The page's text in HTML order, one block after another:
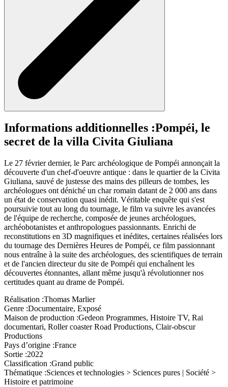
Informations additionnelles :Pompéi, le
secret de la villa Civita Giuliana
Le 27 février dernier, le Parc archéologique de Pompéi annonçait la
découverte d'un chef-d'oeuvre antique : dans le quartier de la Civita
Giuliana, sauvé de justesse des mains des pilleurs de tombes, les
archéologues ont déniché un char romain datant de 2 000 ans dans
un état de conservation quasi inédit. Véritable enquête qui s'est
poursuivie tout au long du tournage, le film va suivre les avancées
de l'équipe de recherche, composée de jeunes archéologues,
archéobotanistes et anthropologues passionnants. Enrichi de
reconstitutions en 3D magnifiques et inédites, certaines réalisées lors
du tournage des Dernières Heures de Pompéi, ce film passionnant
nous entraîne à la suite des archéologues, des scientifiques de terrain
et de l'ancien directeur du site de Pompéi qui enchaînent les
découvertes étonnantes, allant même jusqu'à révolutionner nos
certitudes quant au drame de Pompéi.
Réalisation :Thomas Marlier
Genre :Documentaire, Exposé
Maison de production :Gedeon Programmes, Histoire TV, Rai
documentari, Roller coaster Road Productions, Clair-obscur
Productions
Pays d’origine :France
Sortie :2022
Classification :Grand public
Thématique :Sciences et technologies > Sciences pures | Société >
Histoire et patrimoine